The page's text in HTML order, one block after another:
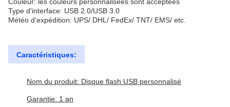
Type d'interface: USB 2.0/USB 3.0
Météo d'expédition: UPS/ DHL/ FedEx/ TNT/ EMS/ etc.
Caractéristiques:
Nom du produit: Disque flash USB personnalisé
Garantie: 1 an